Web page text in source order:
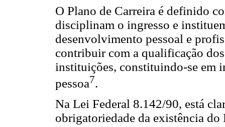
O Plano de Carreira é definido
disciplinam o ingresso e
desenvolvimento pessoal e
contribuir com a qualificação
instituições, constituindo-se em
pessoa7.
Na Lei Federal 8.142/90, está
obrigatoriedade da existência do